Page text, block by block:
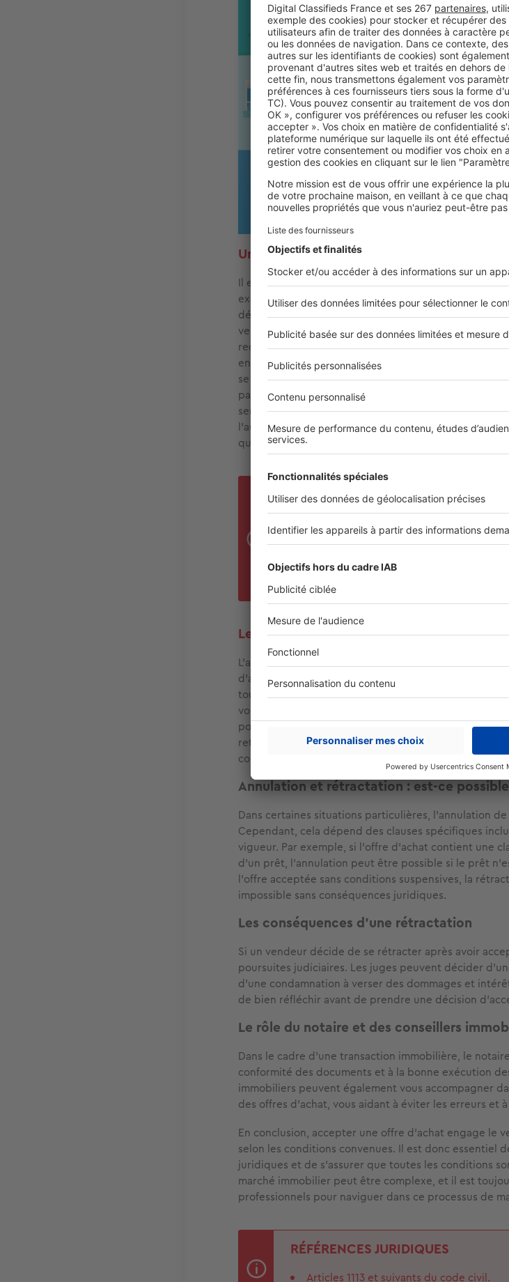
Une offre d'achat a une durée limitée dans
Il est essentiel de comprendre que l'offre d'achat a
exemple, il peut être donné au vendeur la possibilité
délai de 10 jours. Passé ce délai, l'offre devient
vendeur l'acceptait, cela ne produirait aucun effet
reçue répond à vos attentes, il vous faudra l'accepter
engagé juridiquement à l'offrant, dans toutes les
se fait par écrit, assortie de votre signature.
partie des conditions envisagées dans l'
serait constitutive d'une nouvelle offre. Dans ce cas,
l'auteur d'une offre dans l'attente de l'acceptation
que l'on appelle une « contre-offre ».
BON À SAVOIR
Cette volonté de s'engager est
Sans elle, on considèrera que l'acquéreur
portée de l'offre d'achat et de ses
Le vendeur a accepté l'offre, il est obligé
L'article 1113 du code civil dispose que le contrat est
d'achat (reprenant les conditions de la vente
toutes les conditions envisagées dans l'offre), par
volonté de s'engager. En d'autres termes, un contrat
potentiel lorsque toutes ces conditions sont remplies.
retirer de votre engagement, les juges pourraient
condamner à verser des dommages et intérêts à
Annulation et rétractation : est-ce
Dans certaines situations particulières, l'annulation
Cependant, cela dépend des clauses spécifiques
vigueur. Par exemple, si l'offre d'achat contient une
d'un prêt, l'annulation peut être possible si le prêt
l'offre acceptée sans conditions suspensives, la
impossible sans conséquences juridiques.
Les conséquences d'une rétractation
Si un vendeur décide de se rétracter après avoir
poursuites judiciaires. Les juges peuvent décider
d'une condamnation à verser des dommages et
de bien réfléchir avant de prendre une décision
Le rôle du notaire et des conseillers
Dans le cadre d'une transaction immobilière, le
conformité des documents et à la bonne exécution
immobiliers peuvent également vous accompagner
des offres d'achat, vous aidant à éviter les erreurs et
En conclusion, accepter une offre d'achat engage le
selon les conditions convenues. Il est donc essentiel
juridiques et de s'assurer que toutes les conditions
marché immobilier peut être complexe, et il est
professionnels pour naviguer dans ce processus de
RÉFÉRENCES JURIDIQUES
Articles 1113 et suivants du code civil.